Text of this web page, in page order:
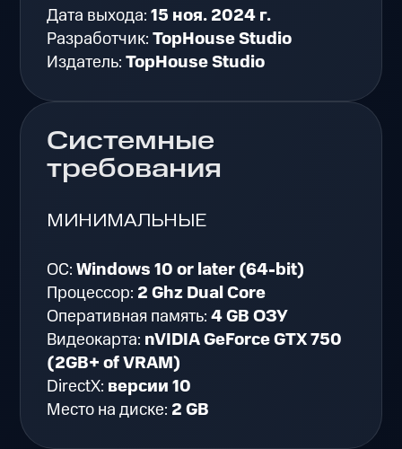
Дата выхода:15 ноя. 2024 г.
Разработчик:TopHouse Studio
Издатель:TopHouse Studio
Системные
требования
МИНИМАЛЬНЫЕ
ОС:Windows 10 or later (64-bit)
Процессор: 2 Ghz Dual Core
Оперативная память:4 GB ОЗУ
Видеокарта: nVIDIA GeForce GTX 750
(2GB+ of VRAM)
DirectX: версии 10
Место на диске: 2 GB